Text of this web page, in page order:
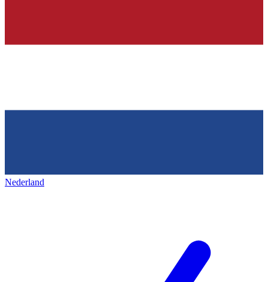
Nederland